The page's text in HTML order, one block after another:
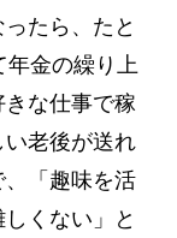
たら、たと
年金の繰り上
な仕事で稼
老後が送れ
「趣味を活
くない」と